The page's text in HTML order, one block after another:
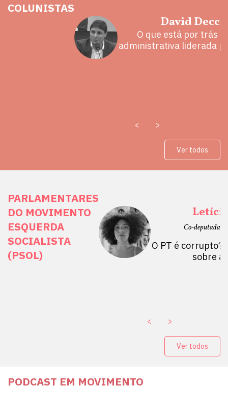
COLUNISTAS
David
O que está por trás
administrativa liderada
< >
Ver todos
PARLAMENTARES
DO MOVIMENTO
ESQUERDA
SOCIALISTA
(PSOL)
Direitos
do Sul, SP)
Mulheres por +
Público abre
Co-deputada
O PT é corrupto?
sobre a
< >
Ver todos
PODCAST EM MOVIMENTO